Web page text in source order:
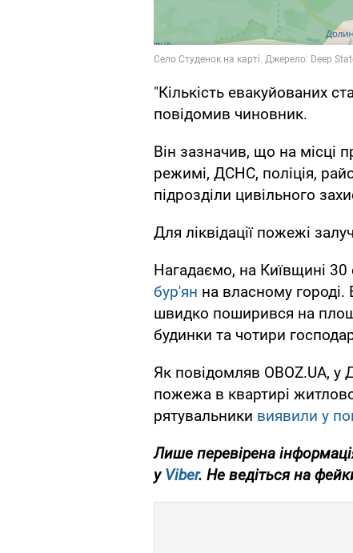
"Кількість евакуйованих
повідомив чиновник.
Він зазначив, що на місці
режимі, ДСНС, поліція,
підрозділи цивільного
Для ліквідації пожежі
Нагадаємо, на Київщині 30
бур'ян на власному
швидко поширився на
будинки та чотири
Як повідомляв OBOZ.UA, у
пожежа в квартирі
рятувальники виявили у
Лише перевірена
уViber. Не ведіться на